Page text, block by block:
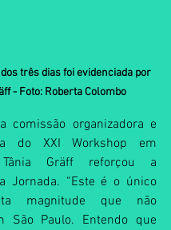
três dias foi evidenciada por
- Foto: Roberta Colombo
comissão organizadora e
do XXI Workshop em
Tânia Gräff reforçou a
Jornada. “Este é o único
magnitude que não
São Paulo. Entendo que